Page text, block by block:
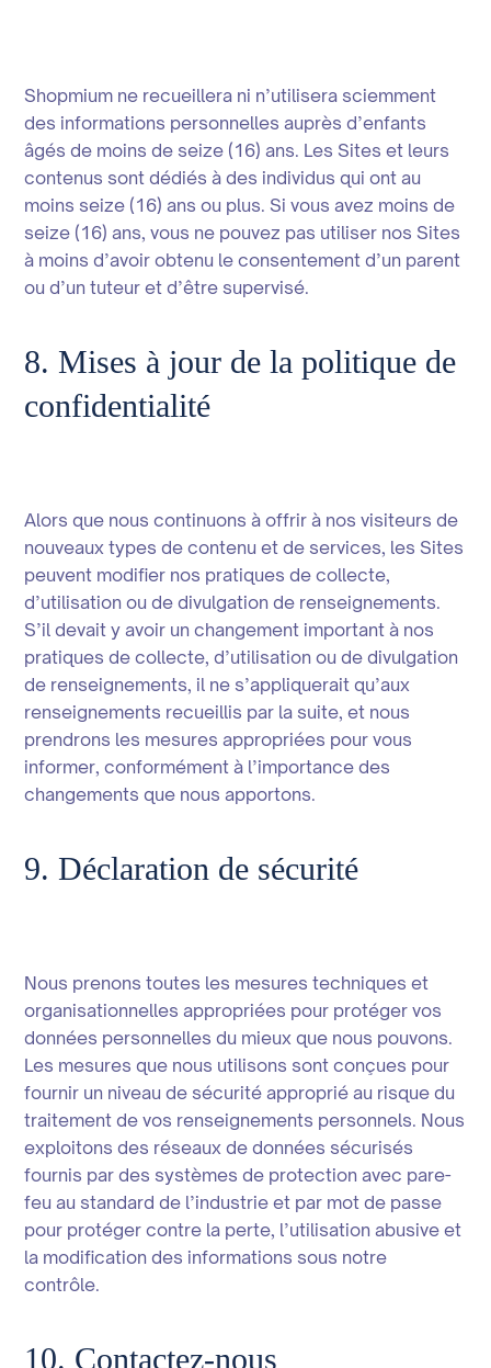
Shopmium ne recueillera ni n’utilisera sciemment
des informations personnelles auprès d’enfants
âgés de moins de seize (16) ans. Les Sites et leurs
contenus sont dédiés à des individus qui ont au
moins seize (16) ans ou plus. Si vous avez moins de
seize (16) ans, vous ne pouvez pas utiliser nos Sites
à moins d’avoir obtenu le consentement d’un parent
ou d’un tuteur et d’être supervisé.
8. Mises à jour de la politique de
confidentialité
Alors que nous continuons à offrir à nos visiteurs de
nouveaux types de contenu et de services, les Sites
peuvent modifier nos pratiques de collecte,
d’utilisation ou de divulgation de renseignements.
S’il devait y avoir un changement important à nos
pratiques de collecte, d’utilisation ou de divulgation
de renseignements, il ne s’appliquerait qu’aux
renseignements recueillis par la suite, et nous
prendrons les mesures appropriées pour vous
informer, conformément à l’importance des
changements que nous apportons.
9. Déclaration de sécurité
Nous prenons toutes les mesures techniques et
organisationnelles appropriées pour protéger vos
données personnelles du mieux que nous pouvons.
Les mesures que nous utilisons sont conçues pour
fournir un niveau de sécurité approprié au risque du
traitement de vos renseignements personnels. Nous
exploitons des réseaux de données sécurisés
fournis par des systèmes de protection avec pare-
feu au standard de l’industrie et par mot de passe
pour protéger contre la perte, l’utilisation abusive et
la modification des informations sous notre
contrôle.
10. Contactez-nous